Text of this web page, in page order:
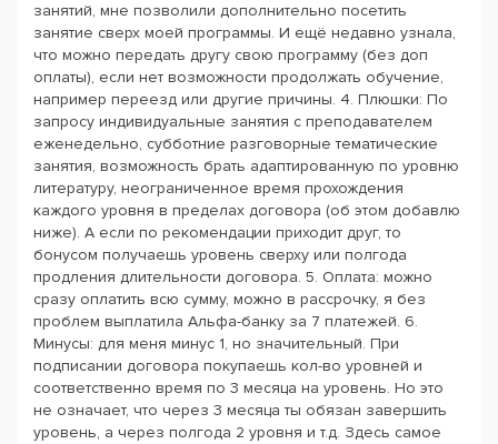
занятий, мне позволили дополнительно посетить
занятие сверх моей программы. И ещё недавно узнала,
что можно передать другу свою программу (без доп
оплаты), если нет возможности продолжать обучение,
например переезд или другие причины. 4. Плюшки: По
запросу индивидуальные занятия с преподавателем
еженедельно, субботние разговорные тематические
занятия, возможность брать адаптированную по уровню
литературу, неограниченное время прохождения
каждого уровня в пределах договора (об этом добавлю
ниже). А если по рекомендации приходит друг, то
бонусом получаешь уровень сверху или полгода
продления длительности договора. 5. Оплата: можно
сразу оплатить всю сумму, можно в рассрочку, я без
проблем выплатила Альфа-банку за 7 платежей. 6.
Минусы: для меня минус 1, но значительный. При
подписании договора покупаешь кол-во уровней и
соответственно время по 3 месяца на уровень. Но это
не означает, что через 3 месяца ты обязан завершить
уровень, а через полгода 2 уровня и т.д. Здесь самое